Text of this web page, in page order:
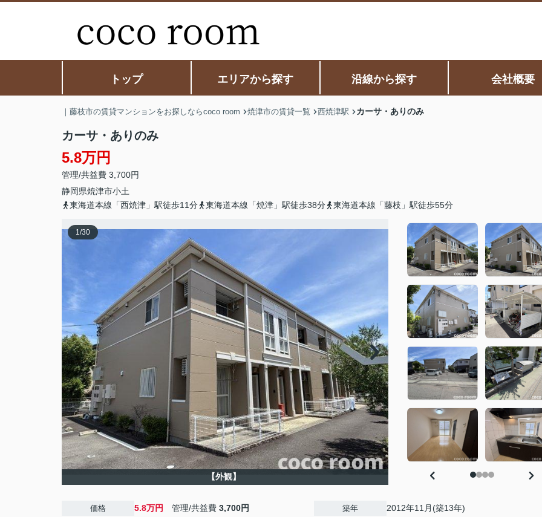
トップ エリアから探す 沿線から探す 会社概要
｜藤枝市の賃貸マンションをお探しならcoco room 焼津市の賃貸一覧 西焼津駅 カーサ・ありのみ
カーサ・ありのみ
5.8万円
管理/共益費 3,700円
静岡県焼津市小土
東海道本線「西焼津」駅徒歩11分
東海道本線「焼津」駅徒歩38分 東海道本線「藤枝」駅徒歩55分
1/30
【外観】
価格 5.8万円 管理/共益費 3,700円 築年 2012年11月(築13年)